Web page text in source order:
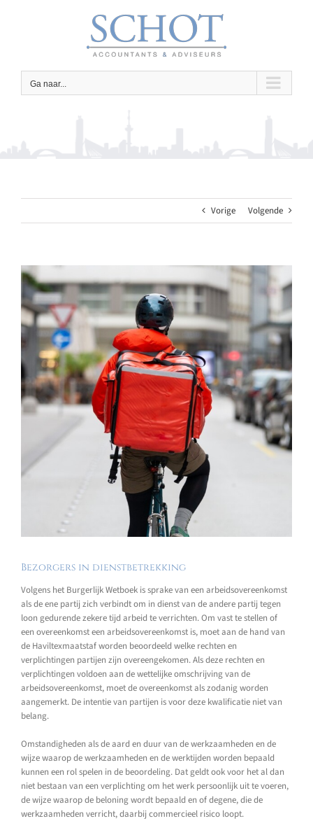
Ga naar...
Vorige Volgende
Bekijk
grotere
afbeelding
Bezorgers in dienstbetrekking
Volgens het Burgerlijk Wetboek is sprake van een arbeidsovereenkomst
als de ene partij zich verbindt om in dienst van de andere partij tegen
loon gedurende zekere tijd arbeid te verrichten. Om vast te stellen of
een overeenkomst een arbeidsovereenkomst is, moet aan de hand van
de Haviltexmaatstaf worden beoordeeld welke rechten en
verplichtingen partijen zijn overeengekomen. Als deze rechten en
verplichtingen voldoen aan de wettelijke omschrijving van de
arbeidsovereenkomst, moet de overeenkomst als zodanig worden
aangemerkt. De intentie van partijen is voor deze kwalificatie niet van
belang.
Omstandigheden als de aard en duur van de werkzaamheden en de
wijze waarop de werkzaamheden en de werktijden worden bepaald
kunnen een rol spelen in de beoordeling. Dat geldt ook voor het al dan
niet bestaan van een verplichting om het werk persoonlijk uit te voeren,
de wijze waarop de beloning wordt bepaald en of degene, die de
werkzaamheden verricht, daarbij commercieel risico loopt.